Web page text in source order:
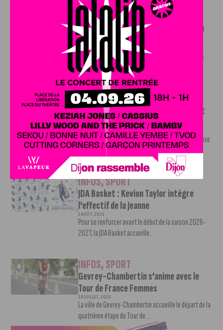
INFOS SPORT
Faire le tour de la Côte-d’Or à vélo en
trois jours : le défi de Victor Bosoni
5 AOÛT, 2026
Le challenge que s’apprête à relever l’ultra-cycliste
Victor Bosoni est simple : parcourir 571...
INFOS,SPORT
DFCO : une préparation sereine avant
le grand retour en Ligue 2
3 AOÛT, 2026
Contre l’AS Nancy Lorraine, le DFCO a achevé sa phase
de préparation par un...
INFOS,SPORT
JDA Basket : Kevion Taylor intègre
l’effectif de la Jeanne
3 AOÛT, 2026
Pour se renforcer avant le début de la saison 2026-
2027, la JDA Basket accueille...
INFOS,SPORT
Gevrey-Chambertin s’anime avec le
Tour de France Femmes
30 JUILLET, 2026
La ville de Gevrey-Chambertin accueille le départ de la
quatrième étape du Tour de...